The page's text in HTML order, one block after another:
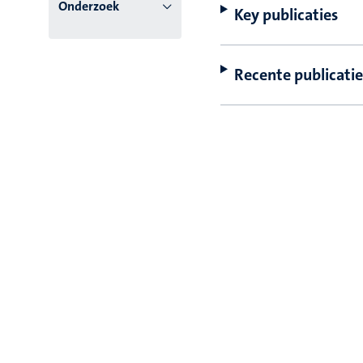
Onderzoek Key publicaties
Recente